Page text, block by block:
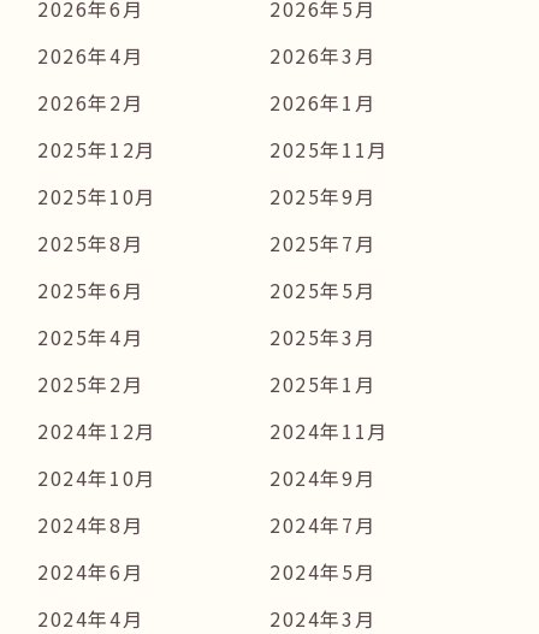
2026年6月
2026年5月
2026年4月
2026年3月
2026年2月
2026年1月
2025年12月
2025年11月
2025年10月
2025年9月
2025年8月
2025年7月
2025年6月
2025年5月
2025年4月
2025年3月
2025年2月
2025年1月
2024年12月
2024年11月
2024年10月
2024年9月
2024年8月
2024年7月
2024年6月
2024年5月
2024年4月
2024年3月